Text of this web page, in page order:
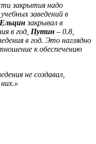
закрытия надо
заведений в
Ельцинзакрывал в
в год, Путин – 0.8,
в год. Это наглядно
к обеспечению
не создавал,